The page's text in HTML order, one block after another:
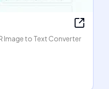
Image to Text Converter